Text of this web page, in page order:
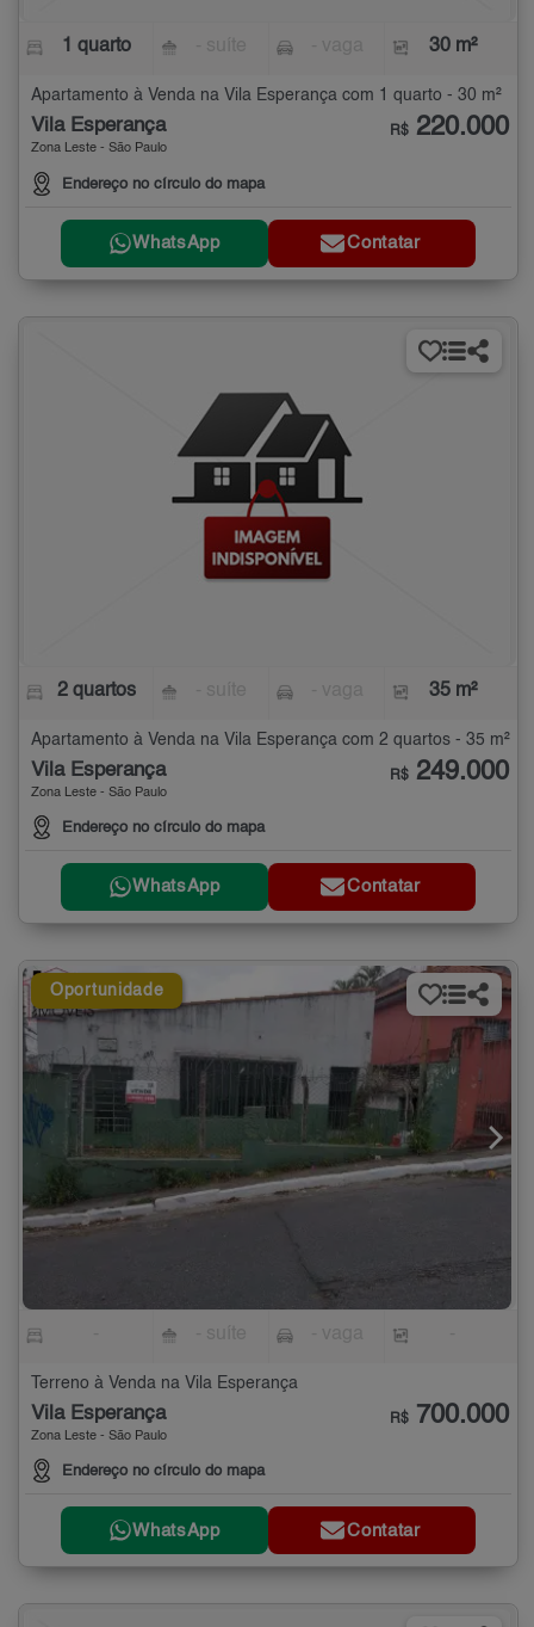
1 quarto 30 m²
Apartamento à Venda na Vila Esperança com 1 quarto - 30 m²
Vila Esperança
Zona Leste - São Paulo
Endereço no círculo do mapa
R$ 220.000
WhatsApp Contatar
2 quartos 35 m²
Apartamento à Venda na Vila Esperança com 2 quartos - 35 m²
Vila Esperança
Zona Leste - São Paulo
Endereço no círculo do mapa
R$ 249.000
WhatsApp Contatar
Oportunidade
Terreno à Venda na Vila Esperança
Vila Esperança
Zona Leste - São Paulo
Endereço no círculo do mapa
R$ 700.000
WhatsApp Contatar